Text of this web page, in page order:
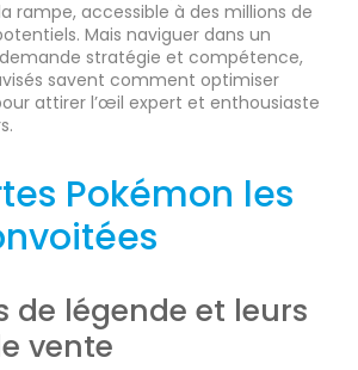
rampe, accessible à des millions de
Mais naviguer dans un
stratégie et compétence,
savent comment optimiser
attirer l’œil expert et enthousiaste
Pokémon les
de légende et leurs
vente